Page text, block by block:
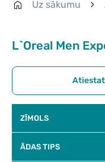
Uz sākumu
L`Oreal Men
ZĪMOLS
ĀDAS TIPS